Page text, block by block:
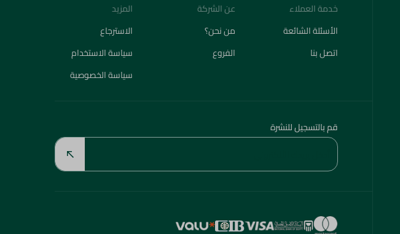
خدمة العملاء
الأسئلة الشائعة
اتصل بنا
عن الشركة
من نحن؟
الفروع
المزيد
الاسترجاع
سياسة الاستخدام
سياسة الخصوصية
قم بالتسجيل للنشرة